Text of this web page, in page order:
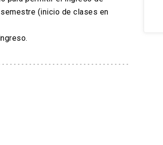
(inicio de clases en